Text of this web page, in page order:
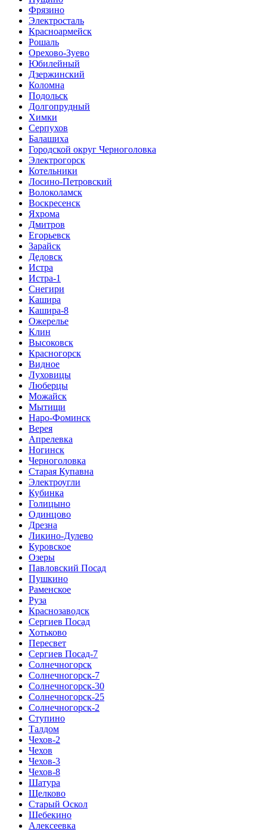
Фрязино
Электросталь
Красноармейск
Рошаль
Орехово-Зуево
Юбилейный
Дзержинский
Коломна
Подольск
Долгопрудный
Химки
Серпухов
Балашиха
Городской округ Черноголовка
Электрогорск
Котельники
Лосино-Петровский
Волоколамск
Воскресенск
Яхрома
Дмитров
Егорьевск
Зарайск
Дедовск
Истра
Истра-1
Снегири
Кашира
Кашира-8
Ожерелье
Клин
Высоковск
Красногорск
Видное
Луховицы
Люберцы
Можайск
Мытищи
Наро-Фоминск
Верея
Апрелевка
Ногинск
Черноголовка
Старая Купавна
Электроугли
Кубинка
Голицыно
Одинцово
Дрезна
Ликино-Дулево
Куровское
Озеры
Павловский Посад
Пушкино
Раменское
Руза
Краснозаводск
Сергиев Посад
Хотьково
Пересвет
Сергиев Посад-7
Солнечногорск
Солнечногорск-7
Солнечногорск-30
Солнечногорск-25
Солнечногорск-2
Ступино
Талдом
Чехов-2
Чехов
Чехов-3
Чехов-8
Шатура
Щелково
Старый Оскол
Шебекино
Алексеевка